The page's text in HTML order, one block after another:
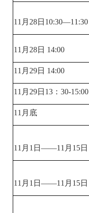
11月28日10:30—11:30
11月28日 14:00
11月29日 14:00
11月29日13：30-15:00
11月底
11月1日——11月15日
11月1日——11月15日